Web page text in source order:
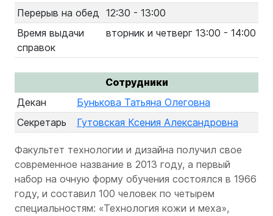
Перерыв на обед 12:30 - 13:00
Время выдачи
справок
вторник и четверг 13:00 - 14:00
Сотрудники
Декан
Бунькова Татьяна Олеговна
Секретарь
Гутовская Ксения Александровна
Факультет технологии и дизайна получил свое
современное название в 2013 году, а первый
набор на очную форму обучения состоялся в 1966
году, и составил 100 человек по четырем
специальностям: «Технология кожи и меха»,